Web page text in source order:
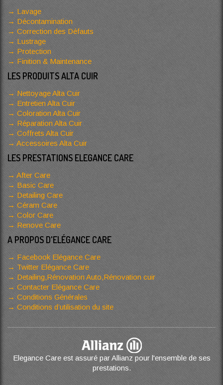
Lavage
Décontamination
Correction des Défauts
Lustrage
Protection
Finition & Maintenance
LES PRODUITS ALTA CUIR
Nettoyage Alta Cuir
Entretien Alta Cuir
Coloration Alta Cuir
Réparation Alta Cuir
Coffrets Alta Cuir
Accessoires Alta Cuir
LES PRESTATIONS ELEGANCE CARE
After Care
Basic Care
Detailing Care
Céram Care
Color Care
Renove Care
A PROPOS D'ELÉGANCE CARE
Facebook Elégance Care
Twitter Elégance Care
Detailing,Rénovation Auto,Rénovation cuir
Contacter Elégance Care
Conditions Générales
Conditions d’utilisation du site
Elegance Care est assuré par Allianz pour l'ensemble de ses
prestations.